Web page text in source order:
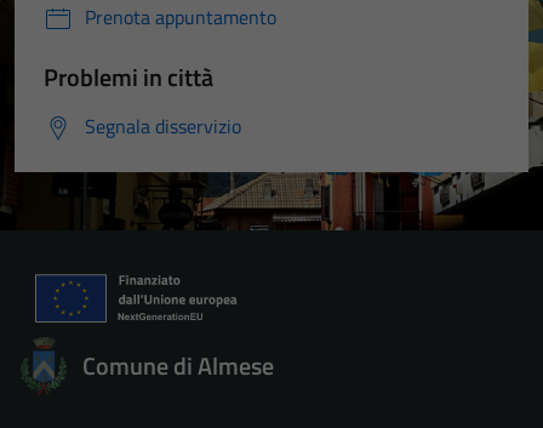
Prenota appuntamento
Problemi in città
Segnala disservizio
Comune di Almese